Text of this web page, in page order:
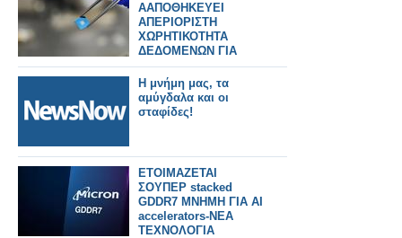
ΑΑΠΟΘΗΚΕΥΕΙ
ΑΠΕΡΙΟΡΙΣΤΗ
ΧΩΡΗΤΙΚΟΤΗΤΑ
ΔΕΔΟΜΕΝΩΝ ΓΙΑ
ΜΝΗΜΗ Α.Ι.
Η μνήμη μας, τα
αμύγδαλα και οι
σταφίδες!
ΕΤΟΙΜΑΖΕΤΑΙ
ΣΟΥΠΕΡ stacked
GDDR7 ΜΝΗΜΗ ΓΙΑ AI
accelerators-ΝΕΑ
ΤΕΧΝΟΛΟΓΙΑ